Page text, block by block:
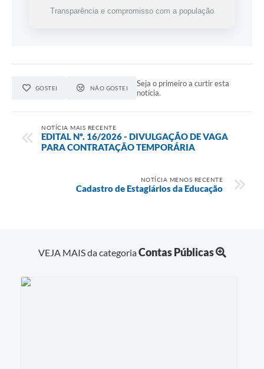
Transparência e compromisso com a população
GOSTEI NÃO GOSTEI
Seja o primeiro a curtir esta
notícia.
NOTÍCIA MAIS RECENTE
EDITAL Nº. 16/2026 - DIVULGAÇÃO DE VAGA
PARA CONTRATAÇÃO TEMPORÁRIA
NOTÍCIA MENOS RECENTE
Cadastro de Estagiários da Educação
VEJA MAIS da categoriaContas Públicas